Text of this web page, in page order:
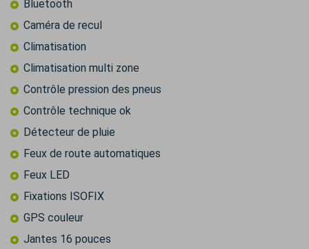
Bluetooth
Caméra de recul
Climatisation
Climatisation multi zone
Contrôle pression des pneus
Contrôle technique ok
Détecteur de pluie
Feux de route automatiques
Feux LED
Fixations ISOFIX
GPS couleur
Jantes 16 pouces